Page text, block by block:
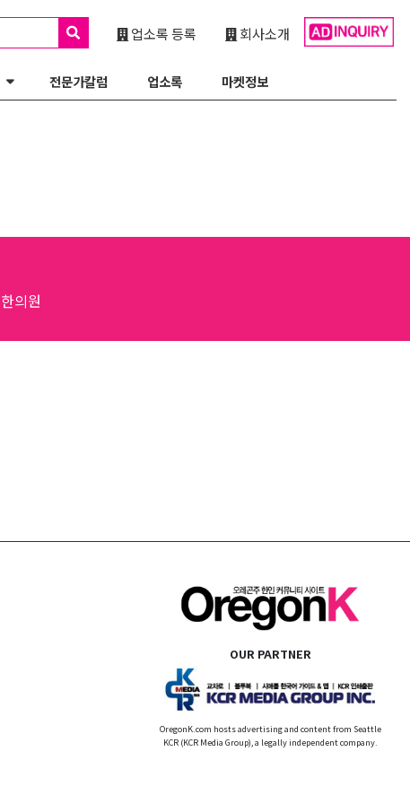
회사소개
업소록 등록
전문가칼럼 업소록 마켓정보
한의원
OUR PARTNER
OregonK.com hosts advertising and content from Seattle
KCR (KCR Media Group), a legally independent company.